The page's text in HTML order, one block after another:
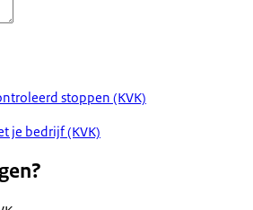
stoppen (KVK)
je bedrijf (KVK)